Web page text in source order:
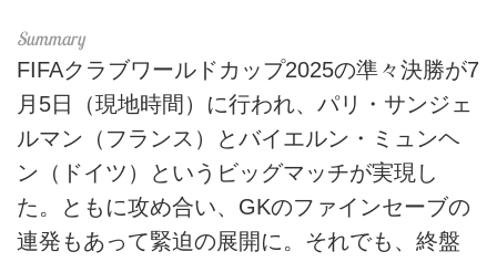
FIFAクラブワールドカップ2025の準々決勝が7
月5日（現地時間）に行われ、パリ・サンジェ
ルマン（フランス）とバイエルン・ミュンヘ
ン（ドイツ）というビッグマッチが実現し
た。ともに攻め合い、GKのファインセーブの
連発もあって緊迫の展開に。それでも、終盤